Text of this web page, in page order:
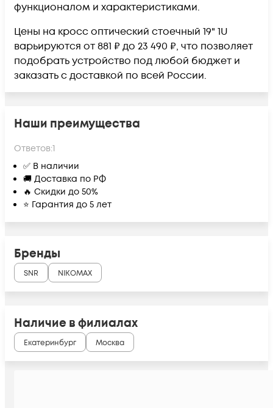
функционалом и характеристиками.
Цены на кросс оптический стоечный 19" 1U
варьируются от 881 ₽ до 23 490 ₽, что позволяет
подобрать устройство под любой бюджет и
заказать с доставкой по всей России.
Наши преимущества
Ответов:1
✅ В наличии
🚚 Доставка по РФ
🔥 Скидки до 50%
⭐ Гарантия до 5 лет
Бренды
SNR NIKOMAX
Наличие в филиалах
Екатеринбург Москва